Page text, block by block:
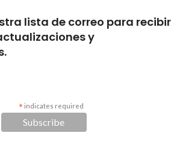
lista de correo para recibir
y
* indicates required